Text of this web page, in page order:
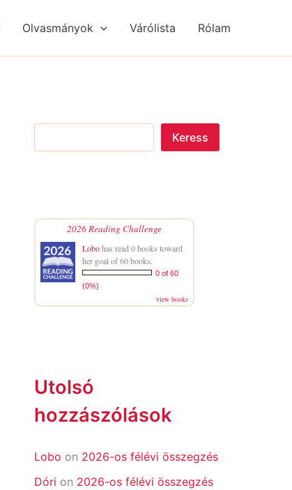
Olvasmányok Várólista Rólam
a
Keress
2026 Reading Challenge
Lobohas read 0 books toward
her goal of 60 books.
0 of 60
(0%)
view books
Utolsó
hozzászólások
Lobo on 2026-os félévi összegzés
Dóri on 2026-os félévi összegzés
g
g